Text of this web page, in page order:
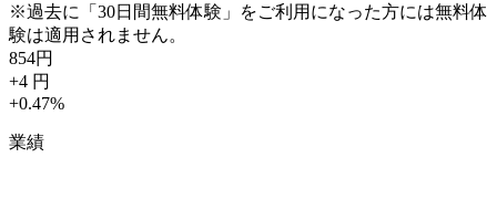
※過去に「30日間無料体験」をご利用になった方には無料体
験は適用されません。
854円
+4 円
+0.47%
業績